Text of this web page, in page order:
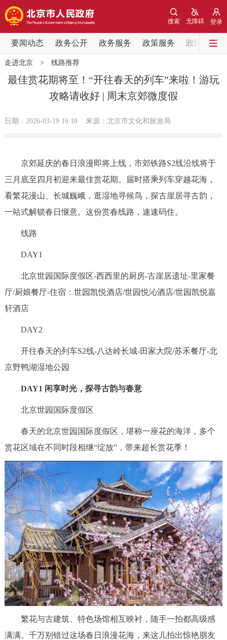
登录
无障碍
搜索
要闻动态 政务公开 政务服务 政策服务 政民互动
要闻动态
党中央精神
北京要闻 会议信息 部门动态
市领导 机构职能 政策服务
政策兑现 政策解读 回应关切
个人服务 法人服务 部门服务
中介服务 阳光政务
参与调查 在线访谈 图说互动
走进北京
北京概况 十六区概览 人文北京
绿色北京 图说北京 视频北京
多语种
ENGLISH 한국어 日本語
DEUTSCH FRANÇAIS РУССКИЙ ЯЗЫК
走进北京> 线路推荐
最佳赏花期将至！“开往春天的列车”来啦！游玩
攻略请收好 | 周末京郊微度假
日期：2026-03-19 16:18 来源：北京市文化和旅游局
京郊延庆的春日浪漫即将上线，市郊铁路S2线沿线将于
三月底至四月初迎来最佳赏花期。届时搭乘列车穿越花海，
看繁花漫山、长城巍峨，逛湿地寻候鸟，探古崖居寻古韵，
一站式解锁春日惬意。这份赏春线路，速速码住。
线路
DAY1
北京世园国际度假区-西西里的厨房-古崖居遗址-里家餐
厅/厨娘餐厅-住宿：世园凯悦酒店/世园悦沁酒店/世园凯悦嘉
轩酒店
DAY2
开往春天的列车S2线-八达岭长城-田家大院/苏禾餐厅-北
京野鸭湖湿地公园
DAY1 闲享时光，探寻古韵与春意
北京世园国际度假区
春天的北京世园国际度假区，堪称一座花的海洋，多个
赏花区域在不同时段相继“绽放”，带来超长赏花季！
繁花与古建筑、特色场馆相互映衬，随手一拍都高级感
满满。千万别错过这场春日浪漫花海，来这儿拍出惊艳朋友